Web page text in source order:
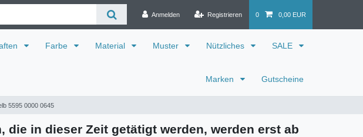
Anmelden Registrieren 0 0,00 EUR
Farbe Material Muster Nützliches SALE
Marken Gutscheine
5595 0000 0645
die in dieser Zeit getätigt werden, werden erst ab